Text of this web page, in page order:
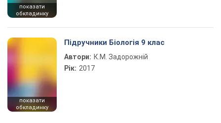
показати
обкладинку
показати
обкладинку
Підручники Біологія 9 клас
Автори: К.М. Задорожній
Рік: 2017